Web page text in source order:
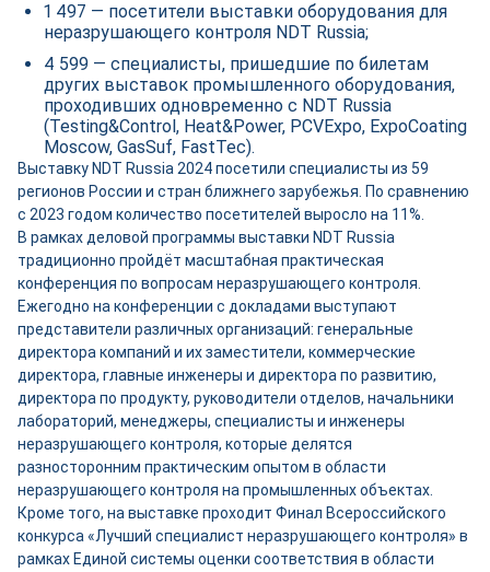
1 497 — посетители выставки оборудования для
неразрушающего контроля NDT Russia;
4 599 — специалисты, пришедшие по билетам
других выставок промышленного оборудования,
проходивших одновременно с NDT Russia
(Testing&Control, Heat&Power, PCVExpo, ExpoCoating
Moscow, GasSuf, FastTec).
Выставку NDT Russia 2024 посетили специалисты из 59
регионов России и стран ближнего зарубежья. По сравнению
с 2023 годом количество посетителей выросло на 11%.
В рамках деловой программы выставки NDT Russia
традиционно пройдёт масштабная практическая
конференция по вопросам неразрушающего контроля.
Ежегодно на конференции с докладами выступают
представители различных организаций: генеральные
директора компаний и их заместители, коммерческие
директора, главные инженеры и директора по развитию,
директора по продукту, руководители отделов, начальники
лабораторий, менеджеры, специалисты и инженеры
неразрушающего контроля, которые делятся
разносторонним практическим опытом в области
неразрушающего контроля на промышленных объектах.
Кроме того, на выставке проходит Финал Всероссийского
конкурса «Лучший специалист неразрушающего контроля» в
рамках Единой системы оценки соответствия в области